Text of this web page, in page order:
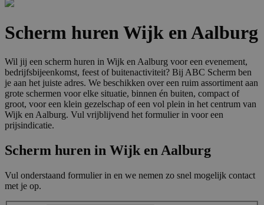
Scherm huren Wijk en Aalburg
Wil jij een scherm huren in Wijk en Aalburg voor een evenement,
bedrijfsbijeenkomst, feest of buitenactiviteit? Bij ABC Scherm ben
je aan het juiste adres. We beschikken over een ruim assortiment aan
grote schermen voor elke situatie, binnen én buiten, compact of
groot, voor een klein gezelschap of een vol plein in het centrum van
Wijk en Aalburg. Vul vrijblijvend het formulier in voor een
prijsindicatie.
Scherm huren in Wijk en Aalburg
Vul onderstaand formulier in en we nemen zo snel mogelijk contact
met je op.